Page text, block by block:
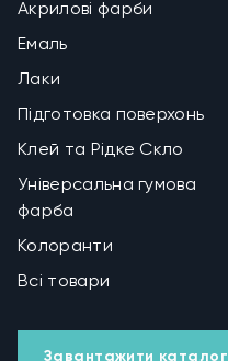
Акрилові фарби
Емаль
Лаки
Підготовка поверхонь
Клей та Рідке Скло
Універсальна гумова
фарба
Колоранти
Всі товари
Завантажити каталог